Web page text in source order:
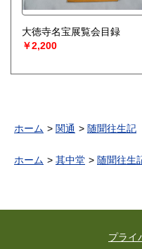
大徳寺名宝展覧会目録
￥2,200
ホーム 関通 随聞往生記
ホーム 其中堂 随聞往生
プライ